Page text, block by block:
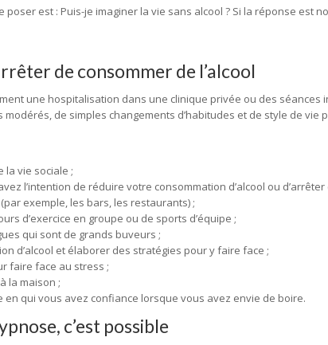
est : Puis-je imaginer la vie sans alcool ? Si la réponse est
de consommer de l’alcool
une hospitalisation dans une clinique privée ou des séances
de simples changements d’habitudes et de style de vie
la vie sociale ;
l’intention de réduire votre consommation d’alcool ou d’arrêter
exemple, les bars, les restaurants) ;
d’exercice en groupe ou de sports d’équipe ;
qui sont de grands buveurs ;
d’alcool et élaborer des stratégies pour y faire face ;
faire face au stress ;
la maison ;
en qui vous avez confiance lorsque vous avez envie de boire.
c’est possible